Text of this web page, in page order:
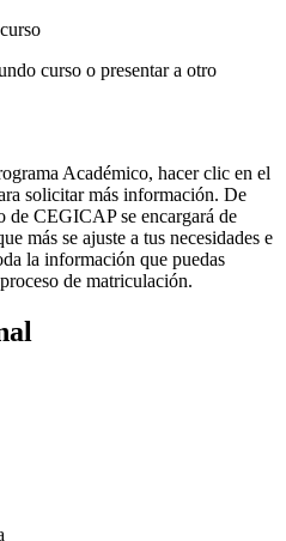
curso o presentar a otro
Académico, hacer clic en el
solicitar más información. De
de CEGICAP se encargará de
más se ajuste a tus necesidades e
la información que puedas
de matriculación.